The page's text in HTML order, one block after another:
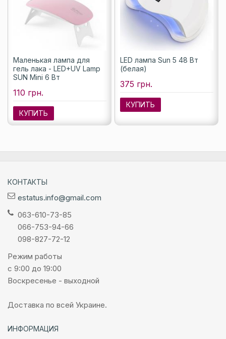
Маленькая лампа для
гель лака - LED+UV Lamp
SUN Mini 6 Вт
110 грн.
КУПИТЬ
LED лампа Sun 5 48 Вт
(белая)
375 грн.
КУПИТЬ
КОНТАКТЫ
estatus.info@gmail.com
063-610-73-85
066-753-94-66
098-827-72-12
Режим работы
с 9:00 до 19:00
Воскресенье - выходной
Доставка по всей Украине.
ИНФОРМАЦИЯ